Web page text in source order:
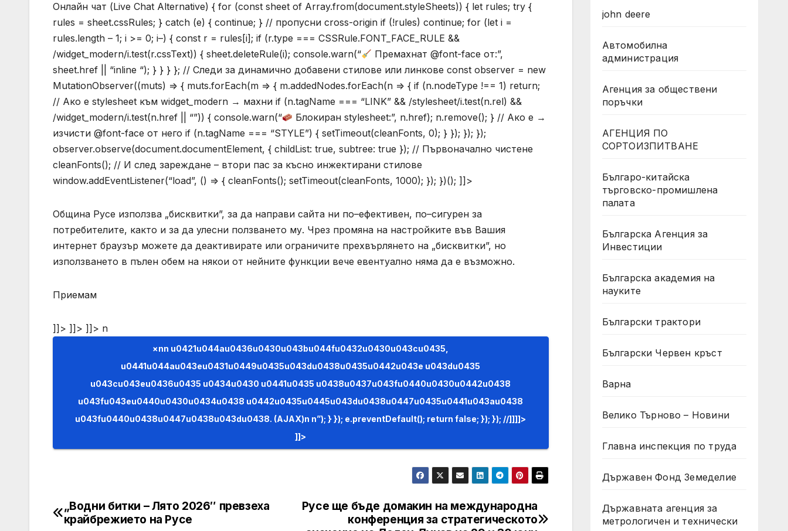
Онлайн чат (Live Chat Alternative) { for (const sheet of Array.from(document.styleSheets)) { let rules; try {
rules = sheet.cssRules; } catch (e) { continue; } // пропусни cross-origin if (!rules) continue; for (let i =
rules.length – 1; i >= 0; i–) { const r = rules[i]; if (r.type === CSSRule.FONT_FACE_RULE &&
/widget_modern/i.test(r.cssText)) { sheet.deleteRule(i); console.warn(“
Премахнат @font-face от:”,
sheet.href || “inline “); } } } }; // Следи за динамично добавени стилове или линкове const observer = new
MutationObserver((muts) => { muts.forEach(m => { m.addedNodes.forEach(n => { if (n.nodeType !== 1) return;
// Ако е stylesheet към widget_modern → махни if (n.tagName === “LINK” && /stylesheet/i.test(n.rel) &&
/widget_modern/i.test(n.href || “”)) { console.warn(“
Блокиран stylesheet:”, n.href); n.remove(); } // Ако е →
изчисти @font-face от него if (n.tagName === “STYLE”) { setTimeout(cleanFonts, 0); } }); }); });
observer.observe(document.documentElement, { childList: true, subtree: true }); // Първоначално чистене
cleanFonts(); // И след зареждане – втори пас за късно инжектирани стилове
window.addEventListener(“load”, () => { cleanFonts(); setTimeout(cleanFonts, 1000); }); })(); ]]>
Община Русе използва „бисквитки”, за да направи сайта ни по–ефективен, по–сигурен за
потребителите, както и за да улесни ползването му. Чрез промяна на настройките във Вашия
интернет браузър можете да деактивирате или ограничите прехвърлянето на „бисквитки”, но
използването в пълен обем на някои от нейните функции вече евентуално няма да е възможно.
Приемам
]]> ]]> ]]> n
×nn u0421u044au0436u0430u043bu044fu0432u0430u043cu0435,
u0441u044au043eu0431u0449u0435u043du0438u0435u0442u043e u043du0435
u043cu043eu0436u0435 u0434u0430 u0441u0435 u0438u0437u043fu0440u0430u0442u0438
u043fu043eu0440u0430u0434u0438 u0442u0435u0445u043du0438u0447u0435u0441u043au0438
u043fu0440u0438u0447u0438u043du0438. (AJAX)n n”); } }); e.preventDefault(); return false; }); }); //]]]]>
]]>
Post
Русе ще бъде домакин на международна
конференция за стратегическото
„Водни битки – Лято 2026″ превзеха
крайбрежието на Русе
john deere
Автомобилна
администрация
Агенция за обществени
поръчки
АГЕНЦИЯ ПО
СОРТОИЗПИТВАНЕ
Българо-китайска
търговско-промишлена
палата
Българска Агенция за
Инвестиции
Българска академия на
науките
Български трактори
Български Червен кръст
Варна
Велико Търново – Новини
Главна инспекция по труда
Държавен Фонд Земеделие
Държавната агенция за
метрологичен и технически